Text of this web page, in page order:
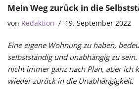
Mein Weg zurück in die
von Redaktion 19. September 2022
Eine eigene Wohnung zu haben,
selbstständig und unabhängig zu
nicht immer ganz nach Plan, aber ich
wieder zurück in die Unabhängigkeit.